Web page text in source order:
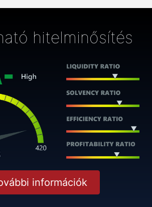
hitelminősítés
információk